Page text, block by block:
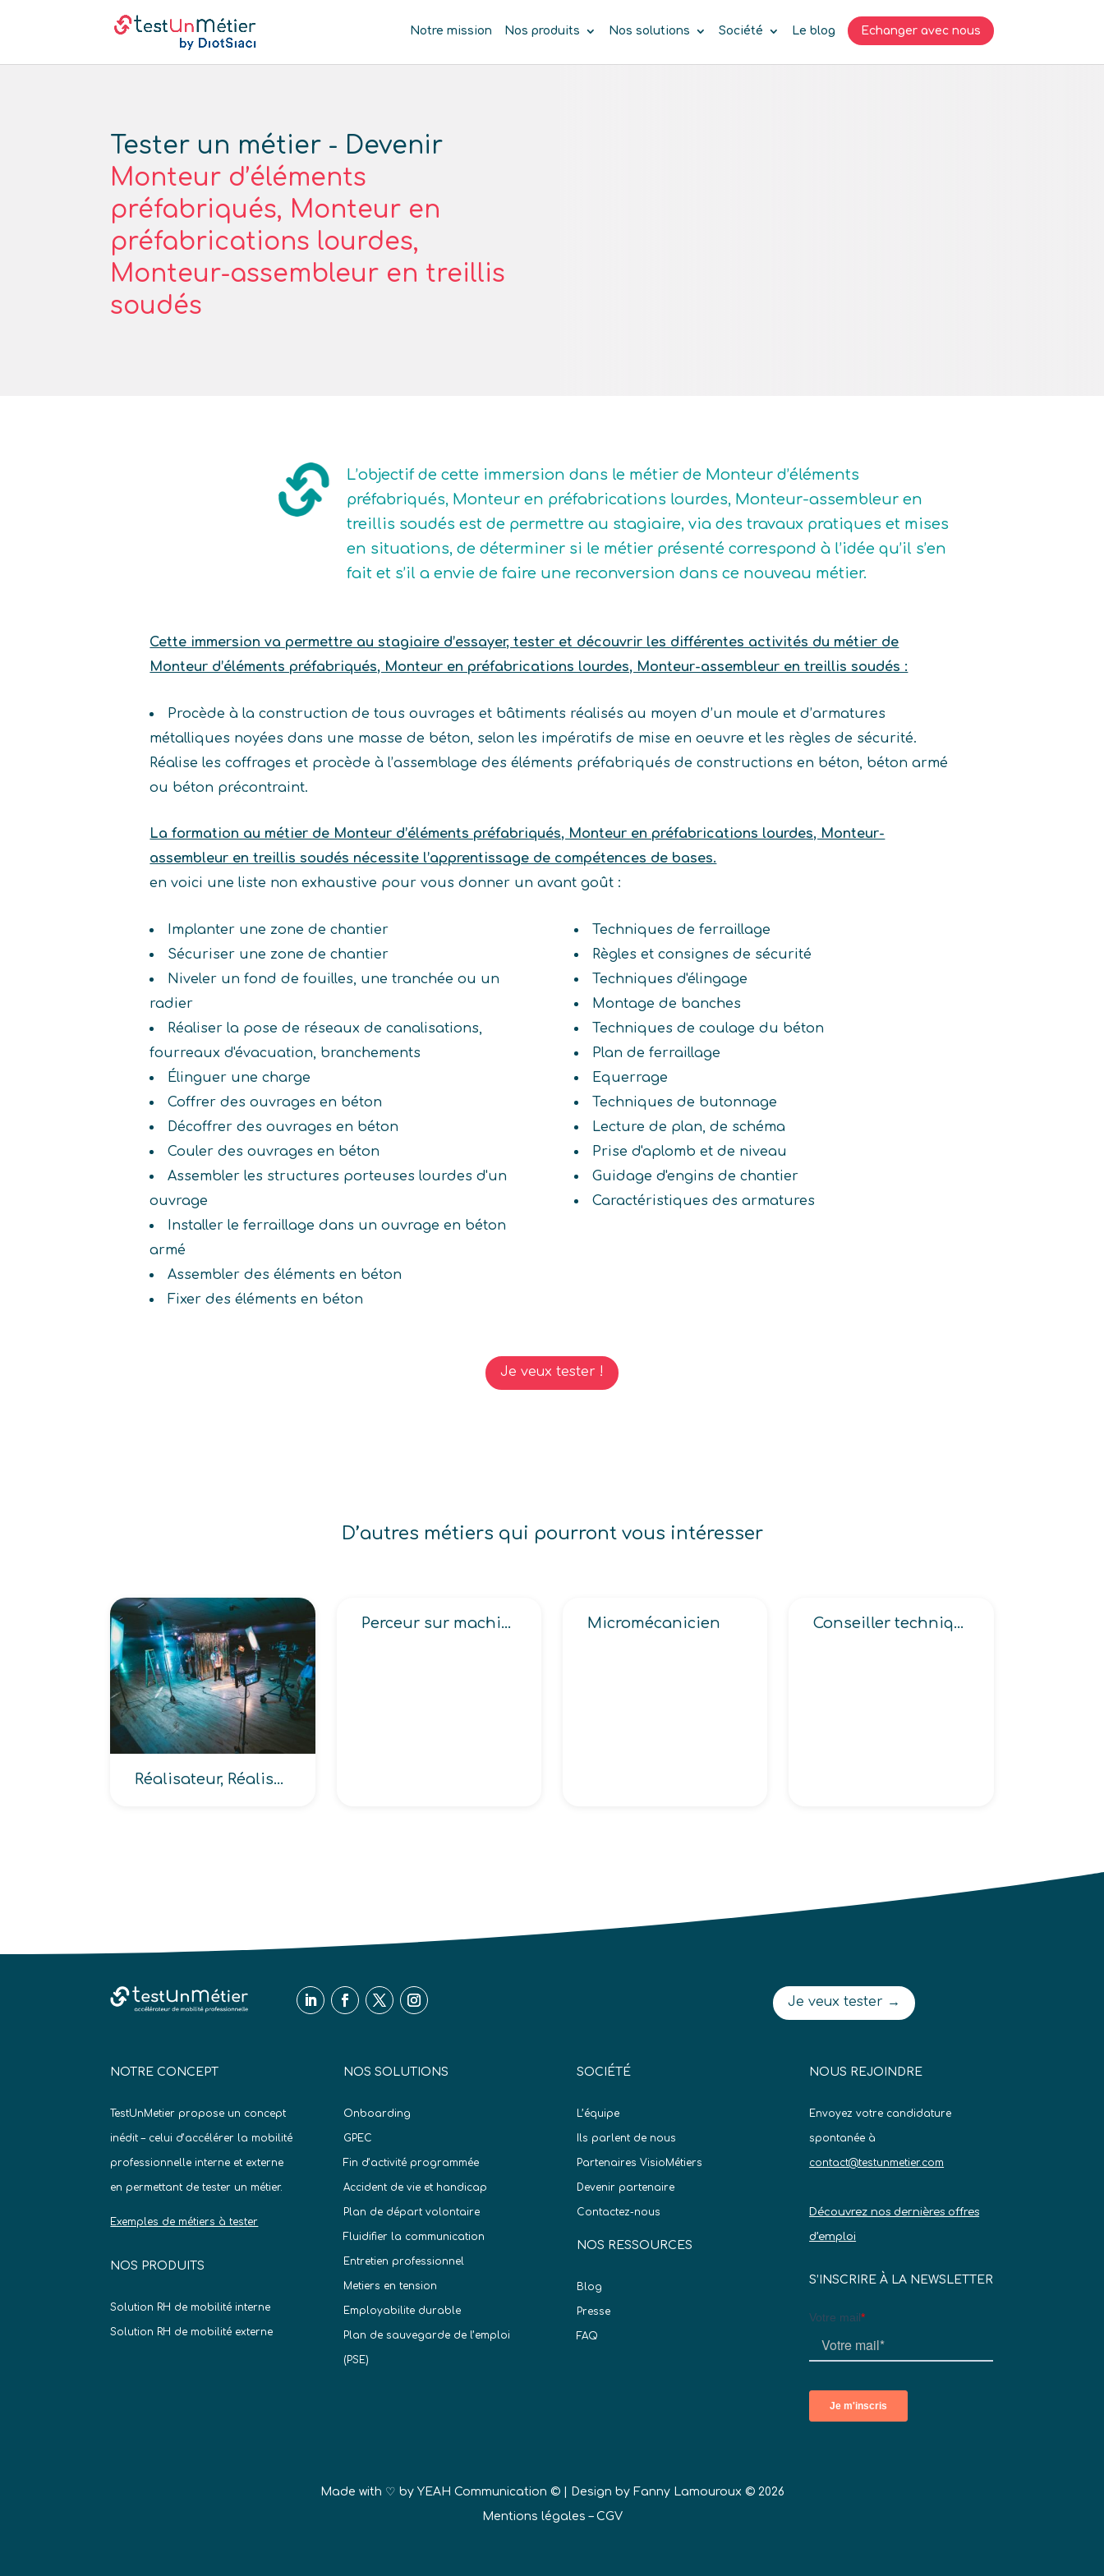
Notre mission Nos produits Nos solutions Société Le blog Echanger avec nous
Tester un métier - Devenir
Monteur d’éléments
préfabriqués, Monteur en
préfabrications lourdes,
Monteur-assembleur en treillis
soudés
L’objectif de cette immersion dans le métier de Monteur d’éléments
préfabriqués, Monteur en préfabrications lourdes, Monteur-assembleur en
treillis soudés est de permettre au stagiaire, via des travaux pratiques et mises
en situations, de déterminer si le métier présenté correspond à l’idée qu’il s’en
fait et s’il a envie de faire une reconversion dans ce nouveau métier.
Cette immersion va permettre au stagiaire d’essayer, tester et découvrir les différentes activités du métier de
Monteur d’éléments préfabriqués, Monteur en préfabrications lourdes, Monteur-assembleur en treillis soudés :
Procède à la construction de tous ouvrages et bâtiments réalisés au moyen d’un moule et d’armatures
métalliques noyées dans une masse de béton, selon les impératifs de mise en oeuvre et les règles de sécurité.
Réalise les coffrages et procède à l’assemblage des éléments préfabriqués de constructions en béton, béton armé
ou béton précontraint.
La formation au métier de Monteur d’éléments préfabriqués, Monteur en préfabrications lourdes, Monteur-
assembleur en treillis soudés nécessite l’apprentissage de compétences de bases.
en voici une liste non exhaustive pour vous donner un avant goût :
Implanter une zone de chantier
Sécuriser une zone de chantier
Niveler un fond de fouilles, une tranchée ou un
radier
Réaliser la pose de réseaux de canalisations,
fourreaux d'évacuation, branchements
Élinguer une charge
Coffrer des ouvrages en béton
Décoffrer des ouvrages en béton
Couler des ouvrages en béton
Assembler les structures porteuses lourdes d'un
ouvrage
Installer le ferraillage dans un ouvrage en béton
armé
Assembler des éléments en béton
Fixer des éléments en béton
Techniques de ferraillage
Règles et consignes de sécurité
Techniques d'élingage
Montage de banches
Techniques de coulage du béton
Plan de ferraillage
Equerrage
Techniques de butonnage
Lecture de plan, de schéma
Prise d'aplomb et de niveau
Guidage d'engins de chantier
Caractéristiques des armatures
Je veux tester !
D’autres métiers qui pourront vous intéresser
Réalisateur, Réalisateur (audiovisuel, cinéma)
Perceur sur machine radiale Micromécanicien Conseiller technique en immobilier
Je veux tester →
NOTRE CONCEPT
TestUnMetier propose un concept
inédit – celui d’accélérer la mobilité
professionnelle interne et externe
en permettant de tester un métier.
Exemples de métiers à tester
NOS PRODUITS
Solution RH de mobilité interne
Solution RH de mobilité externe
NOS SOLUTIONS
Onboarding
GPEC
Fin d’activité programmée
Accident de vie et handicap
Plan de départ volontaire
Fluidifier la communication
Entretien professionnel
Metiers en tension
Employabilite durable
Plan de sauvegarde de l’emploi
(PSE)
SOCIÉTÉ
L’équipe
Ils parlent de nous
Partenaires VisioMétiers
Devenir partenaire
Contactez-nous
NOS RESSOURCES
Blog
Presse
FAQ
NOUS REJOINDRE
Envoyez votre candidature
spontanée à
contact@testunmetier.com
Découvrez nos dernières offres
d’emploi
S’INSCRIRE À LA NEWSLETTER
Made with ♡ by YEAH Communication ©| Design by Fanny Lamouroux © 2026
Mentions légales – CGV